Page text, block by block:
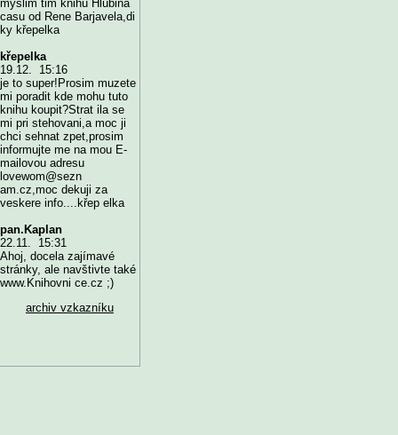
myslim tim knihu Hlubina
casu od Rene Barjavela,di
ky křepelka
křepelka
19.12. 15:16
je to super!Prosim muzete
mi poradit kde mohu tuto
knihu koupit?Strat ila se
mi pri stehovani,a moc ji
chci sehnat zpet,prosim
informujte me na mou E-
mailovou adresu
lovewom@sezn
am.cz,moc dekuji za
veskere info....křep elka
pan.Kaplan
22.11. 15:31
Ahoj, docela zajímavé
stránky, ale navštivte také
www.Knihovni ce.cz ;)
archiv vzkazníku